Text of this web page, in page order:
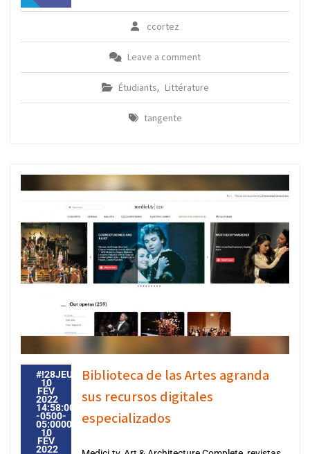
ccortez
Leave a comment
Étudiants, Littérature
tangente
#!28JEU,
10
FÉV
2022
14:58:00
-0500-
05:000028#28JEU,
10
FÉV
2022
Biblioteca de las Artes agranda
sus recursos digitales
especializados